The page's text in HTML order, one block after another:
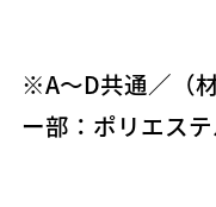
※A～D共通／（
ー部：ポリエス